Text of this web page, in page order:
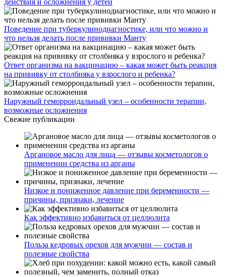
Поведение при туберкулинодиагностике, или что можно и
что нельзя делать после прививки Манту
Ответ организма на вакцинацию – какая может быть реакция
на прививку от столбняка у взрослого и ребенка?
Наружный геморроидальный узел – особенности терапии,
возможные осложнения
Свежие публикации
Аргановое масло для лица — отзывы косметологов о
применении средства из арганы
Низкое и пониженное давление при беременности —
причины, признаки, лечение
Как эффективно избавиться от целлюлита
Польза кедровых орехов для мужчин — состав и
полезные свойства